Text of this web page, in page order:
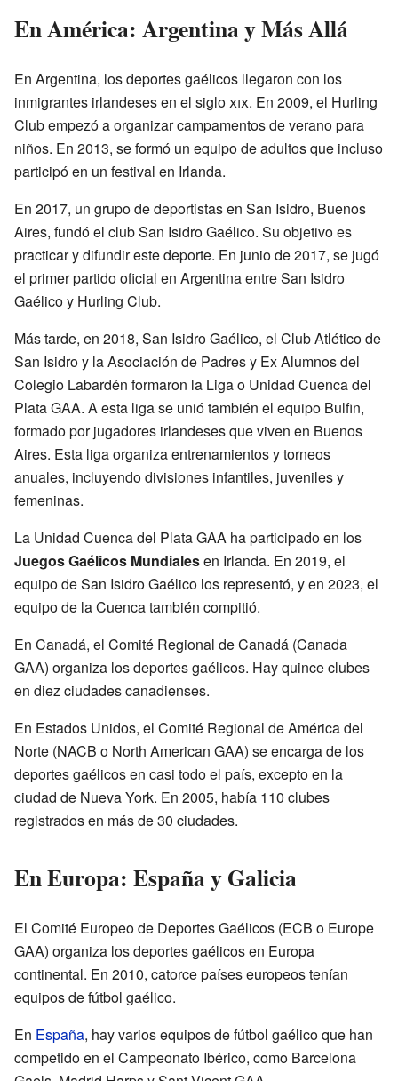
En América: Argentina y Más Allá
En Argentina, los deportes gaélicos llegaron con los
inmigrantes irlandeses en el sigloxix. En 2009, el Hurling
Club empezó a organizar campamentos de verano para
niños. En 2013, se formó un equipo de adultos que incluso
participó en un festival en Irlanda.
En 2017, un grupo de deportistas en San Isidro, Buenos
Aires, fundó el club San Isidro Gaélico. Su objetivo es
practicar y difundir este deporte. En junio de 2017, se jugó
el primer partido oficial en Argentina entre San Isidro
Gaélico y Hurling Club.
Más tarde, en 2018, San Isidro Gaélico, el Club Atlético de
San Isidro y la Asociación de Padres y Ex Alumnos del
Colegio Labardén formaron la Liga o Unidad Cuenca del
Plata GAA. A esta liga se unió también el equipo Bulfin,
formado por jugadores irlandeses que viven en Buenos
Aires. Esta liga organiza entrenamientos y torneos
anuales, incluyendo divisiones infantiles, juveniles y
femeninas.
La Unidad Cuenca del Plata GAA ha participado en los
Juegos Gaélicos Mundialesen Irlanda. En 2019, el
equipo de San Isidro Gaélico los representó, y en 2023, el
equipo de la Cuenca también compitió.
En Canadá, el Comité Regional de Canadá (Canada
GAA) organiza los deportes gaélicos. Hay quince clubes
en diez ciudades canadienses.
En Estados Unidos, el Comité Regional de América del
Norte (NACB o North American GAA) se encarga de los
deportes gaélicos en casi todo el país, excepto en la
ciudad de Nueva York. En 2005, había 110 clubes
registrados en más de 30 ciudades.
En Europa: España y Galicia
El Comité Europeo de Deportes Gaélicos (ECB o Europe
GAA) organiza los deportes gaélicos en Europa
continental. En 2010, catorce países europeos tenían
equipos de fútbol gaélico.
En España, hay varios equipos de fútbol gaélico que han
competido en el Campeonato Ibérico, como Barcelona